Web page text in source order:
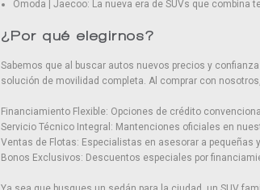
Omoda | Jaecoo: La nueva era de SUVs que combina
¿Por qué elegirnos?
Sabemos que al buscar autos nuevos precios y
solución de movilidad completa. Al comprar con
Financiamiento Flexible: Opciones de crédito
Servicio Técnico Integral: Mantenciones oficiales en
Ventas de Flotas: Especialistas en asesorar a pequeñas
Bonos Exclusivos: Descuentos especiales por